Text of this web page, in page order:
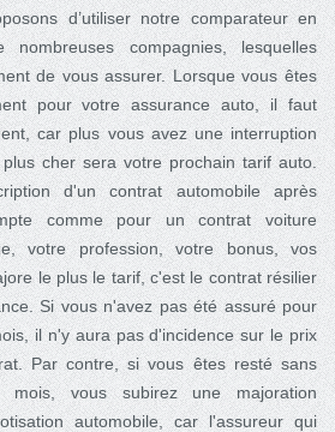
d’utiliser notre comparateur en
compagnies, lesquelles
de vous assurer. Lorsque vous êtes
pour votre assurance auto, il faut
car plus vous avez une interruption
cher sera votre prochain tarif auto.
d'un contrat automobile après
comme pour un contrat voiture
votre profession, votre bonus, vos
le plus le tarif, c'est le contrat résilier
Si vous n'avez pas été assuré pour
il n'y aura pas d'incidence sur le prix
Par contre, si vous êtes resté sans
mois, vous subirez une majoration
automobile, car l'assureur qui